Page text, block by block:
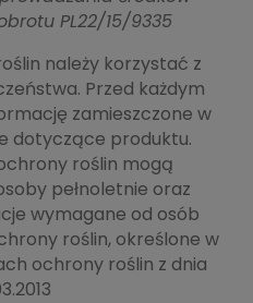
PL22/15/9335
należy korzystać z
Przed każdym
zamieszczone w
dotyczące produktu.
roślin mogą
pełnoletnie oraz
wymagane od osób
roślin, określone w
ochrony roślin z dnia